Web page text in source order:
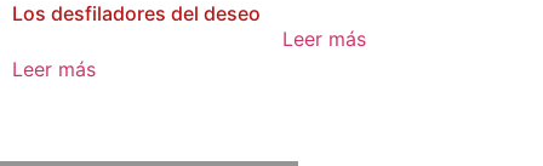
Los desfiladores del deseo
Leer más
Leer más